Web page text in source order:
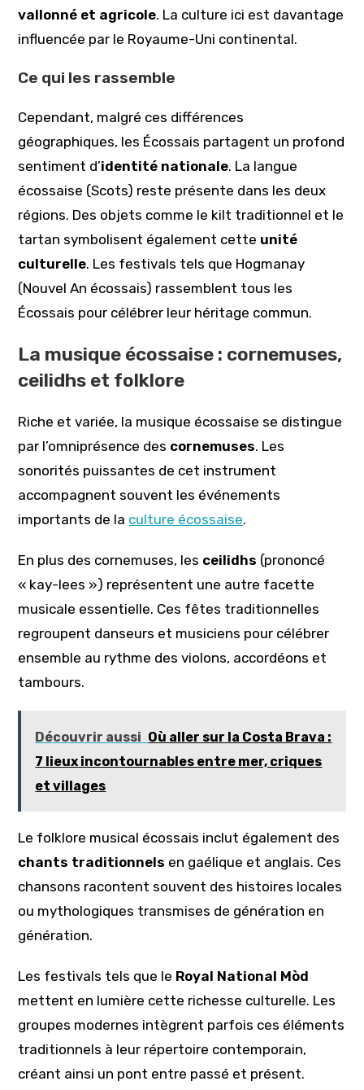
vallonné et agricole. La culture ici est davantage
influencée par le Royaume-Uni continental.
Ce qui les rassemble
Cependant, malgré ces différences
géographiques, les Écossais partagent un profond
sentiment d’identité nationale. La langue
écossaise (Scots) reste présente dans les deux
régions. Des objets comme le kilt traditionnel et le
tartan symbolisent également cette unité
culturelle. Les festivals tels que Hogmanay
(Nouvel An écossais) rassemblent tous les
Écossais pour célébrer leur héritage commun.
La musique écossaise : cornemuses,
ceilidhs et folklore
Riche et variée, la musique écossaise se distingue
par l’omniprésence des cornemuses. Les
sonorités puissantes de cet instrument
accompagnent souvent les événements
importants de la culture écossaise.
En plus des cornemuses, les ceilidhs (prononcé
« kay-lees ») représentent une autre facette
musicale essentielle. Ces fêtes traditionnelles
regroupent danseurs et musiciens pour célébrer
ensemble au rythme des violons, accordéons et
tambours.
Découvrir aussi Où aller sur la Costa Brava :
7 lieux incontournables entre mer, criques
et villages
Le folklore musical écossais inclut également des
chants traditionnels en gaélique et anglais. Ces
chansons racontent souvent des histoires locales
ou mythologiques transmises de génération en
génération.
Les festivals tels que le Royal National Mòd
mettent en lumière cette richesse culturelle. Les
groupes modernes intègrent parfois ces éléments
traditionnels à leur répertoire contemporain,
créant ainsi un pont entre passé et présent.